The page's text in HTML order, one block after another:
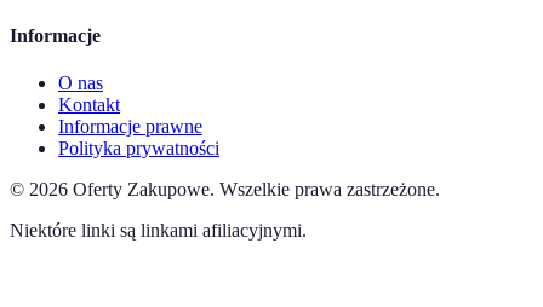
Informacje
O nas
Kontakt
Informacje prawne
Polityka prywatności
© 2026 Oferty Zakupowe. Wszelkie prawa zastrzeżone.
Niektóre linki są linkami afiliacyjnymi.